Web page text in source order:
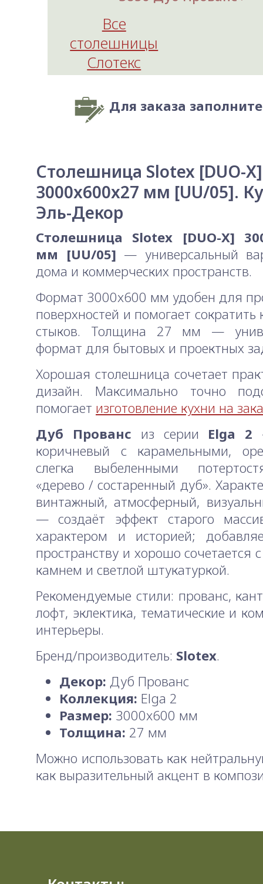
Все
столешницы
Слотекс
Для заказа
Столешница Slotex [DUO-X]
3000x600x27 мм [UU/05].
Эль-Декор
Столешница Slotex [DUO-X]
мм [UU/05] — универсальный
дома и коммерческих пространств.
Формат 3000x600 мм удобен для
поверхностей и помогает сократить
стыков. Толщина 27 мм —
формат для бытовых и проектных
Хорошая столешница сочетает
дизайн. Максимально точно
помогает изготовление кухни на
Дуб Прованс из серии Elga 2
коричневый с карамельными,
слегка выбеленными
«дерево / состаренный дуб».
винтажный, атмосферный,
— создаёт эффект старого
характером и историей;
пространству и хорошо сочетается
камнем и светлой штукатуркой.
Рекомендуемые стили: прованс,
лофт, эклектика, тематические и
интерьеры.
Бренд/производитель: Slotex.
Декор: Дуб Прованс
Коллекция: Elga 2
Размер: 3000x600 мм
Толщина: 27 мм
Можно использовать как
как выразительный акцент в